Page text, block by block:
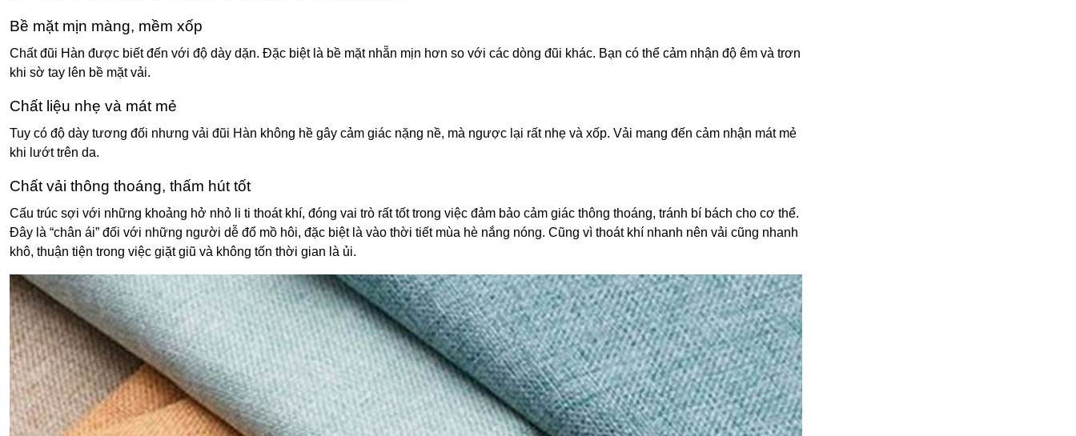
Bề mặt mịn màng, mềm xốp
Chất đũi Hàn được biết đến với độ dày dặn. Đặc biệt là bề mặt nhẵn mịn hơn so với các dòng đũi khác. Bạn có thể cảm nhận độ êm và trơn
khi sờ tay lên bề mặt vải.
Chất liệu nhẹ và mát mẻ
Tuy có độ dày tương đối nhưng vải đũi Hàn không hề gây cảm giác nặng nề, mà ngược lại rất nhẹ và xốp. Vải mang đến cảm nhận mát mẻ
khi lướt trên da.
Chất vải thông thoáng, thấm hút tốt
Cấu trúc sợi với những khoảng hở nhỏ li ti thoát khí, đóng vai trò rất tốt trong việc đảm bảo cảm giác thông thoáng, tránh bí bách cho cơ thể.
Đây là “chân ái” đối với những người dễ đổ mồ hôi, đặc biệt là vào thời tiết mùa hè nắng nóng. Cũng vì thoát khí nhanh nên vải cũng nhanh
khô, thuận tiện trong việc giặt giũ và không tốn thời gian là ủi.